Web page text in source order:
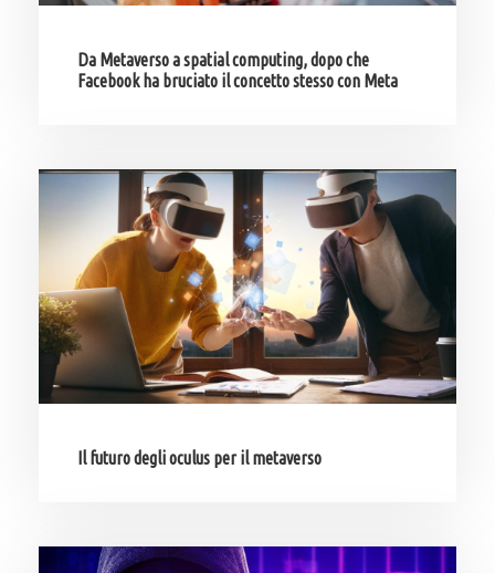
Da Metaverso a spatial computing, dopo che
Facebook ha bruciato il concetto stesso con Meta
Il futuro degli oculus per il metaverso